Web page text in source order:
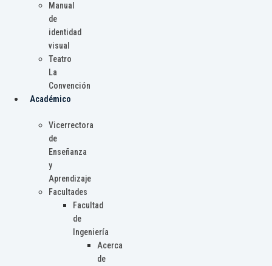
Manual
de
identidad
visual
Teatro
La
Convención
Académico
Vicerrectora
de
Enseñanza
y
Aprendizaje
Facultades
Facultad
de
Ingeniería
Acerca
de